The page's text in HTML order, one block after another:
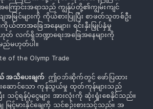
ကြောင်းအရာသည် ကျွန်ုပ်တို့၏ကျွမ်းကျင်
မြင်များကို ကိုယ်စားပြုပြီး စာဖတ်သူတစ်ဦး
တာအခြေအနေများ၊ ရင်းနှီးမြှုပ်နှံမှု
လက်ရှိဘဏ္ဍာရေးအခြေအနေများကို
ည်မဟုတ်ပါ။
of the Olymp Trade
အသိပေးချက်: ဤဝဘ်ဆိုက်တွင် ဖော်ပြထား
းဆောင်သော ကုန်သွယ်မှု ထုတ်ကုန်များသည်
ြီး သင့်ရန်ပုံငွေများ အားလုံးကို ဆုံးရှုံးစေနိုင်သည်။
မြင့်မားနိုင်ချေကို သင်စဉ်းစားသင့်သည်။ အ